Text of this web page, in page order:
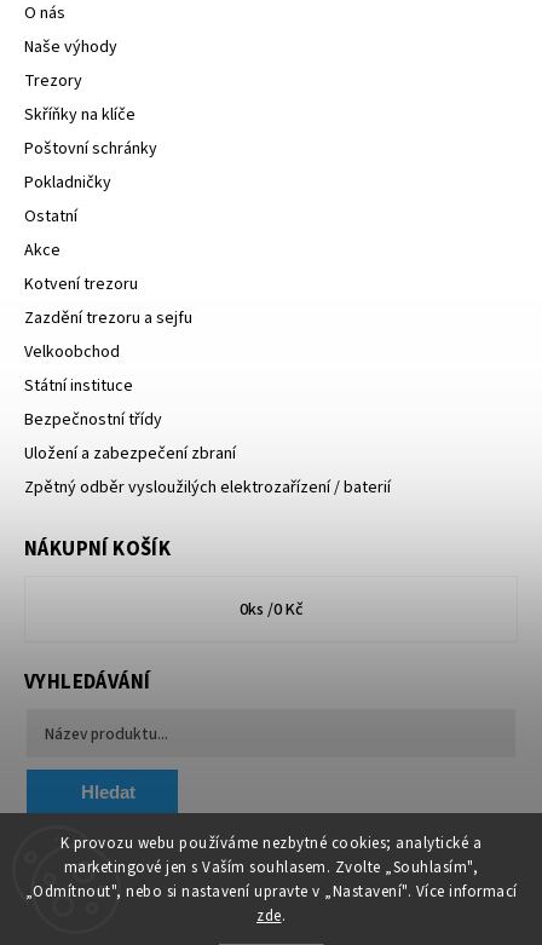
K provozu webu používáme nezbytné cookies; analytické a
marketingové jen s Vaším souhlasem. Zvolte „Souhlasím",
„Odmítnout", nebo si nastavení upravte v „Nastavení". Více informací
zde.
O nás
Naše výhody
Trezory
Skříňky na klíče
Poštovní schránky
Pokladničky
Ostatní
Akce
Kotvení trezoru
Zazdění trezoru a sejfu
Velkoobchod
Státní instituce
Bezpečnostní třídy
Uložení a zabezpečení zbraní
Zpětný odběr vysloužilých elektrozařízení / baterií
NÁKUPNÍ KOŠÍK
0ks /0 Kč
VYHLEDÁVÁNÍ
Hledat
Chytit a koupit VA & MA, s.r.o.